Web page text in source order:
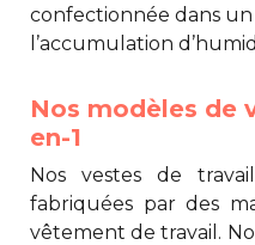
confectionnée dans
l’accumulation
Nos modèles de
en-1
Nosvestes de
fabriquées par des
vêtement de travail.